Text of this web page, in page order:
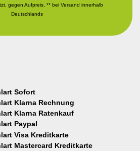
gegen Aufpreis, ** bei Versand innerhalb
Deutschlands